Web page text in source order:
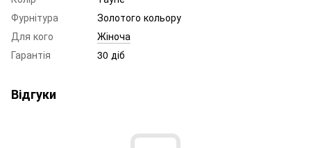
Фурнітура
Золотого кольору
Для кого
Жіноча
Гарантія
30 діб
Відгуки